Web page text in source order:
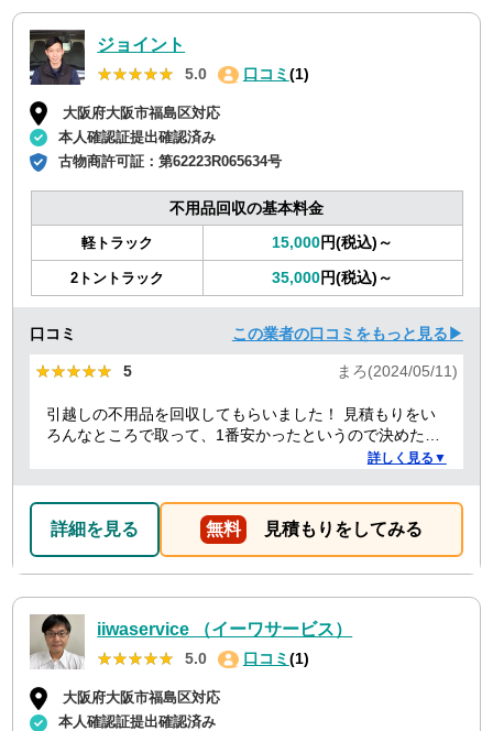
ジョイント
★★★★★
★★★★★ 5.0 口コミ (1)
大阪府大阪市福島区対応
本人確認証提出確認済み
古物商許可証：第62223R065634号
不用品回収の基本料金
軽トラック 15,000円(税込)～
2トントラック 35,000円(税込)～
口コミ この業者の口コミをもっと見る▶
★★★★★
★★★★★ 5 まろ(2024/05/11)
引越しの不用品を回収してもらいました！ 見積もりをい
ろんなところで取って、1番安かったというので決めたの
ですが、 対応や話し方も、丁寧で優しく、 作業自体も素
詳しく見る▼
詳細を見る 無料 見積もりをしてみる
iiwaservice （イーワサービス）
★★★★★
★★★★★ 5.0 口コミ (1)
大阪府大阪市福島区対応
本人確認証提出確認済み